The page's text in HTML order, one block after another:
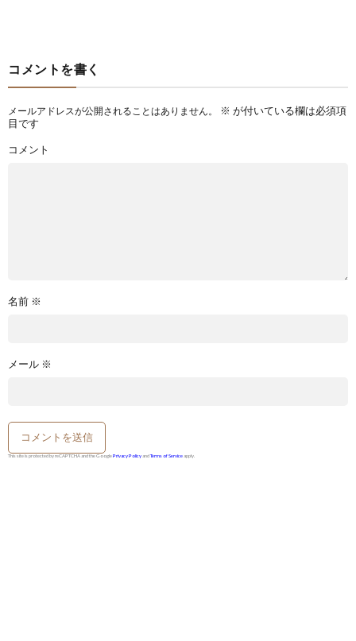
コメントを書く
メールアドレスが公開されることはありません。 ※ が付いている欄は必須項
目です
コメント
名前 ※
メール ※
This site is protected by reCAPTCHA and the GooglePrivacy Policy andTerms of Service apply.